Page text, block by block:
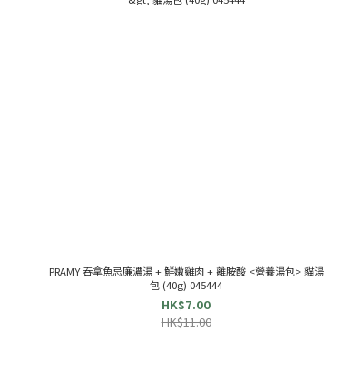
PRAMY 吞拿魚忌廉濃湯 + 鮮嫩雞肉 + 離胺酸 <營養湯包> 貓湯
包 (40g) 045444
HK$7.00
HK$11.00